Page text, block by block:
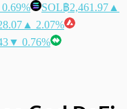
SOL฿2,461.97 ▲
▲ 2.07%
▼ 0.76%